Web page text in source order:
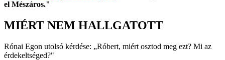
el Mészáros."
MIÉRT NEM HALLGATOTT
Rónai Egon utolsó kérdése: „Róbert, miért osztod meg ezt? Mi az
érdekeltséged?"